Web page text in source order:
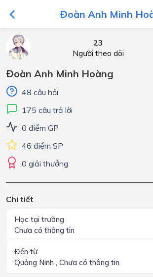
Đoàn Anh Minh
23
Người theo dõi
Đoàn Anh Minh Hoàng
48 câu hỏi
175 câu trả lời
0 điểm GP
46 điểm SP
0 giải thưởng
Chi tiết
Học tại trường
Chưa có thông tin
Đến từ
Quảng Ninh , Chưa có thông tin